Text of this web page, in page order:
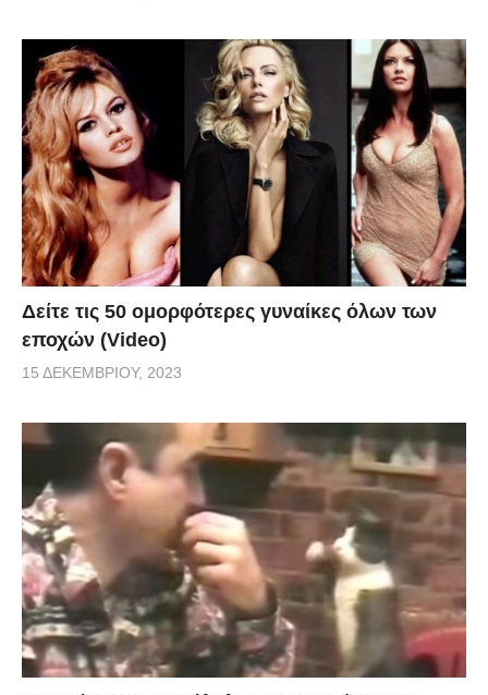
Δείτε τις 50 ομορφότερες γυναίκες όλων των
εποχών (Video)
15 ΔΕΚΕΜΒΡΊΟΥ, 2023